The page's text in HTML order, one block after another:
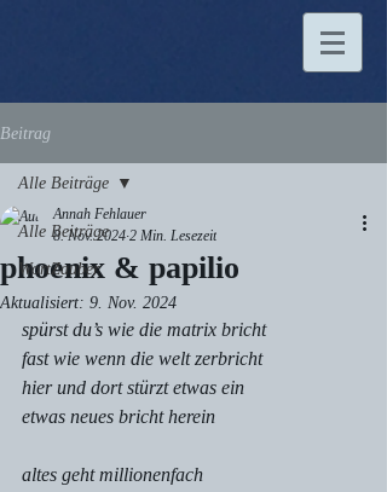
Beitrag
Alle Beiträge
WortZauber
Alle Beiträge
phoenix & papilio
Annah Fehlauer
8. Nov. 2024 2 Min. Lesezeit
Aktualisiert: 9. Nov. 2024
spürst du’s wie die matrix bricht
fast wie wenn die welt zerbricht
hier und dort stürzt etwas ein
etwas neues bricht herein
altes geht millionenfach